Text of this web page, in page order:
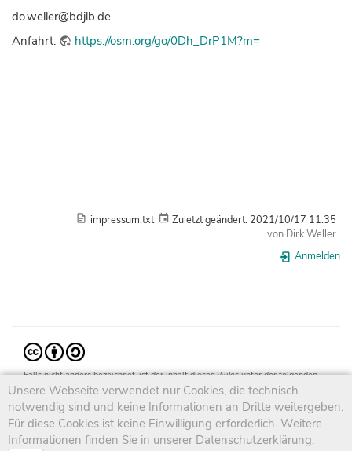
do.weller@bdjlb.de
Anfahrt:
https://osm.org/go/0Dh_DrP1M?m=
Unsere Webseite verwendet nur Cookies, die technisch
notwendig sind und keine Informationen an Dritte weitergeben.
Für diese Cookies ist keine Einwilligung erforderlich. Weitere
Informationen finden Sie in unserer Datenschutzerklärung:
impressum.txt Zuletzt geändert: 2021/10/17 11:35
von Dirk Weller
Anmelden
Falls nicht anders bezeichnet, ist der Inhalt dieses Wikis unter der folgenden
Lizenz veröffentlicht: